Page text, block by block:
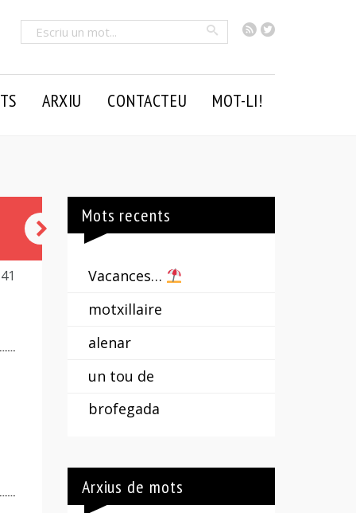
RSSTwitter
Cercar
ARXIU CONTACTEU MOT-LI!
beceroles
Mots recents
Vacances…
motxillaire
alenar
un tou de
brofegada
Arxius de mots